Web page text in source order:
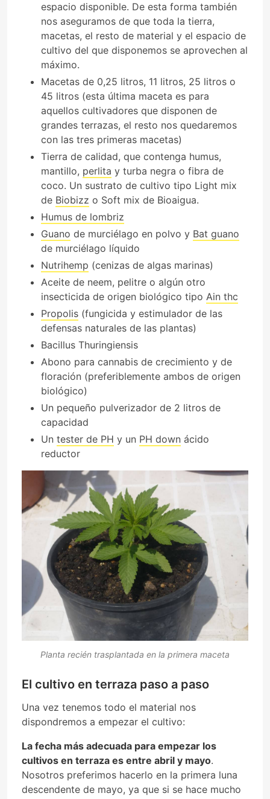
espacio disponible. De esta forma también
nos aseguramos de que toda la tierra,
macetas, el resto de material y el espacio de
cultivo del que disponemos se aprovechen al
máximo.
Macetas de 0,25 litros, 11 litros, 25 litros o
45 litros (esta última maceta es para
aquellos cultivadores que disponen de
grandes terrazas, el resto nos quedaremos
con las tres primeras macetas)
Tierra de calidad, que contenga humus,
mantillo, perlita y turba negra o fibra de
coco. Un sustrato de cultivo tipo Light mix
de Biobizz o Soft mix de Bioaigua.
Humus de lombriz
Guano de murciélago en polvo y Bat guano
de murciélago líquido
Nutrihemp (cenizas de algas marinas)
Aceite de neem, pelitre o algún otro
insecticida de origen biológico tipo Ain thc
Propolis (fungicida y estimulador de las
defensas naturales de las plantas)
Bacillus Thuringiensis
Abono para cannabis de crecimiento y de
floración (preferiblemente ambos de origen
biológico)
Un pequeño pulverizador de 2 litros de
capacidad
Un tester de PH y un PH down ácido
reductor
Planta recién trasplantada en la primera maceta
El cultivo en terraza paso a paso
Una vez tenemos todo el material nos
dispondremos a empezar el cultivo:
La fecha más adecuada para empezar los
cultivos en terraza es entre abril y mayo.
Nosotros preferimos hacerlo en la primera luna
descendente de mayo, ya que si se hace mucho